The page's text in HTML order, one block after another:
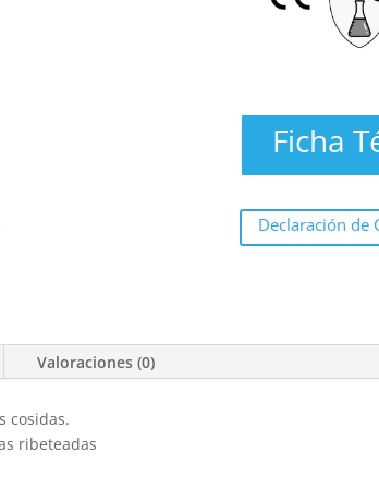
Ficha
Declaración de
Valoraciones (0)
cosidas.
ribeteadas